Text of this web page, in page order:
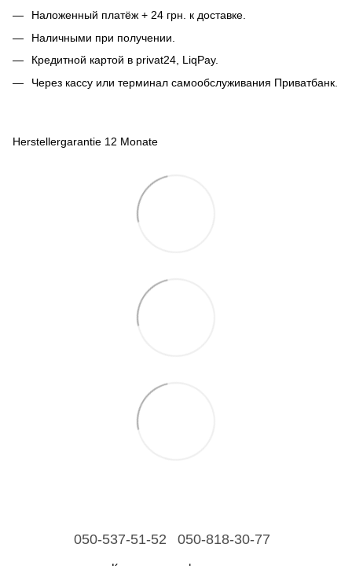
Наложенный платёж + 24 грн. к доставке.
Наличными при получении.
Кредитной картой в privat24, LiqPay.
Через кассу или терминал самообслуживания Приватбанк.
Herstellergarantie 12 Monate
050-537-51-52 050-818-30-77